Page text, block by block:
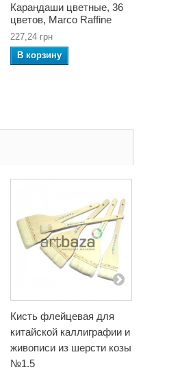
Карандаши цветные, 36
цветов, Marco Raffine
227,24 грн
В корзину
Кисть флейцевая для
китайской каллиграфии и
живописи из шерсти козы
№1.5